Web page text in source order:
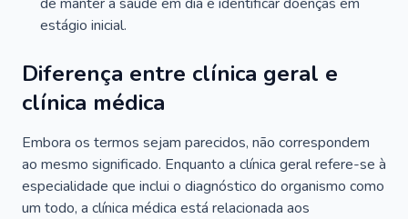
estágio inicial.
Diferença entre clínica geral e
clínica médica
Embora os termos sejam parecidos, não correspondem
ao mesmo significado. Enquanto a clínica geral refere-se à
especialidade que inclui o diagnóstico do organismo como
um todo, a clínica médica está relacionada aos